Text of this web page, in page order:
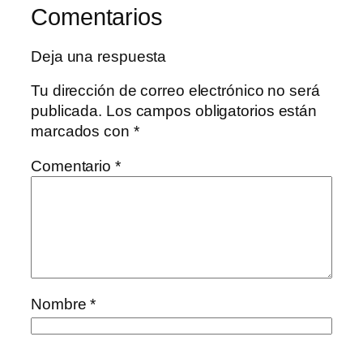
Comentarios
Deja una respuesta
Tu dirección de correo electrónico no será
publicada. Los campos obligatorios están
marcados con *
Comentario *
Nombre*